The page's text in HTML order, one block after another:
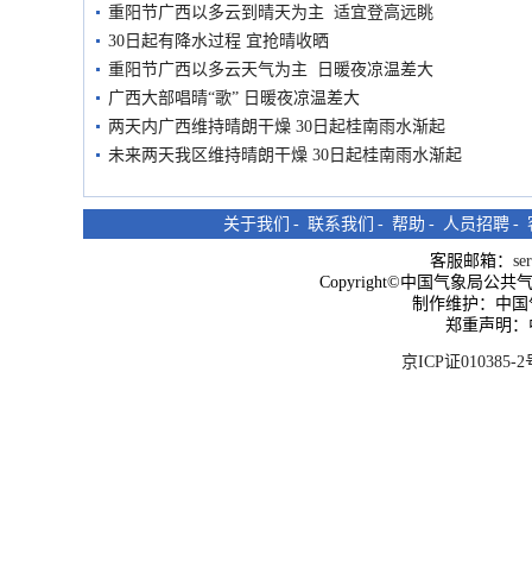
重阳节广西以多云到晴天为主 适宜登高远眺
30日起有降水过程 宜抢晴收晒
重阳节广西以多云天气为主 日暖夜凉温差大
广西大部唱晴“歌” 日暖夜凉温差大
两天内广西维持晴朗干燥 30日起桂南雨水渐起
未来两天我区维持晴朗干燥 30日起桂南雨水渐起
关于我们 - 联系我们 - 帮助 - 人员招聘 -
客服邮箱：
Copyright©中国气象局公共
制作维护：中
郑重声明
京ICP证010385-2